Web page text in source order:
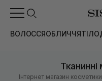
ВОЛОССЯОБЛИЧЧЯТІЛО
Тканинні
Інтернет магазин косметики